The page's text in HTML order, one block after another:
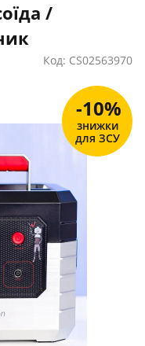
/
Код: CS02563970
-10%
знижки
для ЗСУ